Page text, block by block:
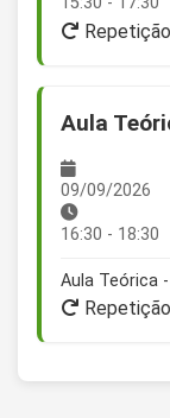
Aula
09/09/2026
16:30 - 18:30
Aula Teórica -